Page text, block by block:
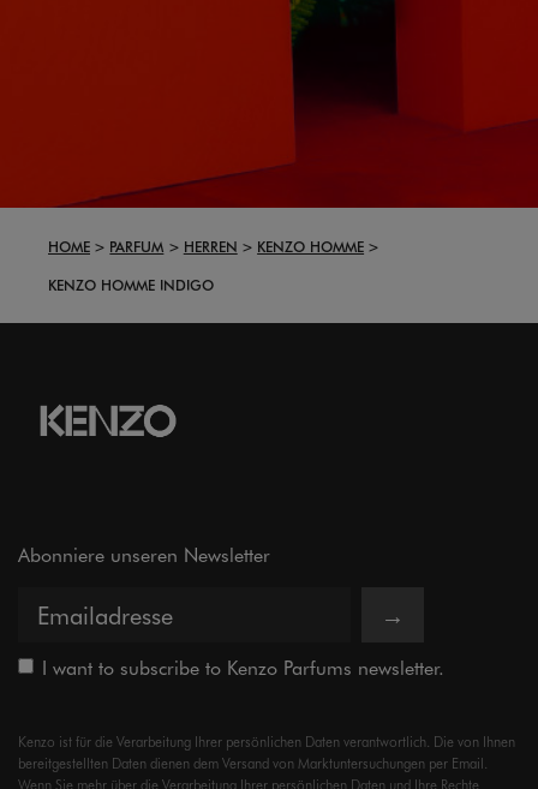
HOME PARFUM HERREN
KENZO HOMME
KENZO HOMME INDIGO
Abonniere unseren Newsletter
→
I want to subscribe to Kenzo Parfums newsletter.
Kenzo ist für die Verarbeitung Ihrer persönlichen Daten verantwortlich. Die von Ihnen
bereitgestellten Daten dienen dem Versand von Marktuntersuchungen per Email.
Wenn Sie mehr über die Verarbeitung Ihrer persönlichen Daten und Ihre Rechte